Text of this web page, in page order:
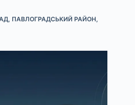
, ПАВЛОГРАДСЬКИЙ РАЙОН,